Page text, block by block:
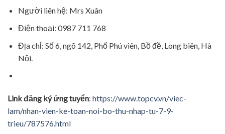
Người liên hệ: Mrs Xuân
Điện thoại: 0987 711 768
Địa chỉ: Số 6, ngõ 142, Phố Phú viên, Bồ đề, Long biên, Hà
Nội.
Link đăng ký ứng tuyển: https://www.topcv.vn/viec-
lam/nhan-vien-ke-toan-noi-bo-thu-nhap-tu-7-9-
trieu/787576.html